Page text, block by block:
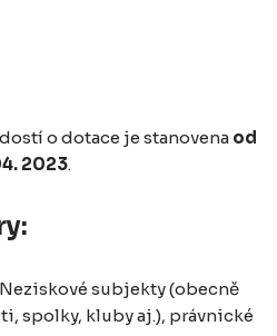
o dotace je stanovena od
2023.
Neziskové subjekty (obecně
spolky, kluby aj.), právnické